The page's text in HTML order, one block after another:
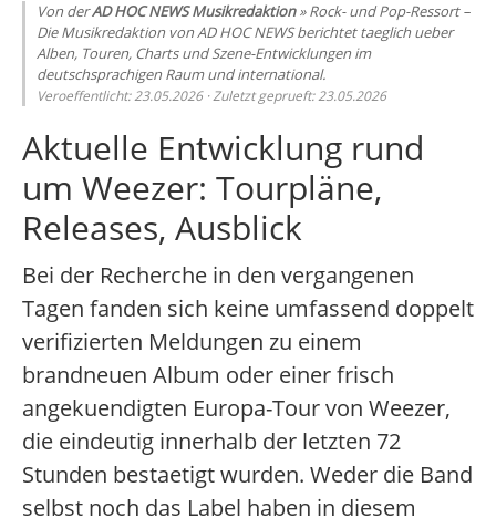
Von derAD HOC NEWS Musikredaktion» Rock- und Pop-Ressort –
Die Musikredaktion von AD HOC NEWS berichtet taeglich ueber
Alben, Touren, Charts und Szene-Entwicklungen im
deutschsprachigen Raum und international.
Veroeffentlicht: 23.05.2026 · Zuletzt geprueft: 23.05.2026
Aktuelle Entwicklung rund
um Weezer: Tourpläne,
Releases, Ausblick
Bei der Recherche in den vergangenen
Tagen fanden sich keine umfassend doppelt
verifizierten Meldungen zu einem
brandneuen Album oder einer frisch
angekuendigten Europa-Tour von Weezer,
die eindeutig innerhalb der letzten 72
Stunden bestaetigt wurden. Weder die Band
selbst noch das Label haben in diesem